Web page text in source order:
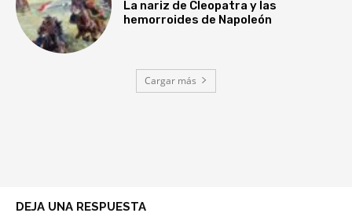
La nariz de Cleopatra y las
hemorroides de Napoleón
Cargar más
DEJA UNA RESPUESTA